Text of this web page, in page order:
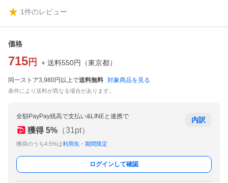
1件のレビュー
価格
715 円 + 送料550円 （東京都）
同一ストア3,980円以上で送料無料 対象商品を見る
条件により送料が異なる場合があります。
全額PayPay残高で支払い&LINEと連携で
獲得 5% （31pt）
獲得のうち4.5%は利用先・期間限定
内訳
ログインして確認